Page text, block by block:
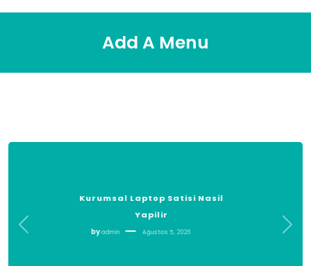
Add A Menu
Kanun Yararina Bozma Ve
Kesinlesmis Kararlar
byadmin Ağustos 5, 2026